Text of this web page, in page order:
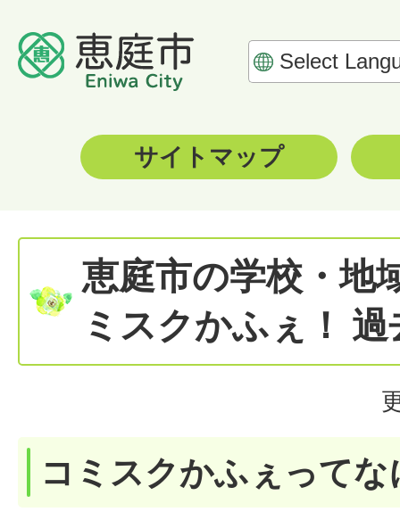
サイトマップ
恵庭市の学校・地
ミスクかふぇ！
コミスクかふぇってな